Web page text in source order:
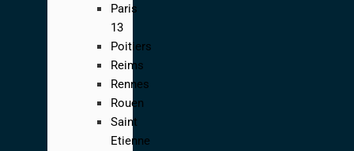
Paris
13
Poitiers
Reims
Rennes
Rouen
Saint
Etienne